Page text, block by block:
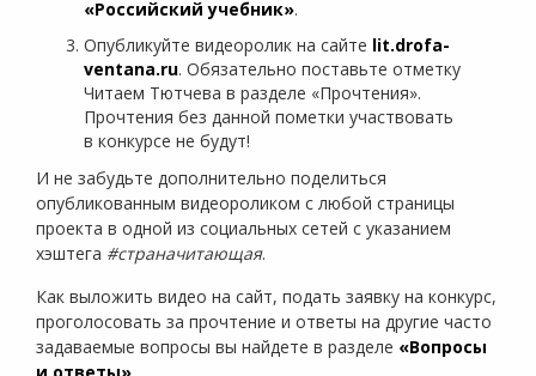
«Российский учебник».
Опубликуйте видеоролик на сайте lit.drofa-
ventana.ru. Обязательно поставьте отметку
Читаем Тютчева в разделе «Прочтения».
Прочтения без данной пометки участвовать
в конкурсе не будут!
И не забудьте дополнительно поделиться
опубликованным видеороликом с любой страницы
проекта в одной из социальных сетей с указанием
хэштега #страначитающая.
Как выложить видео на сайт, подать заявку на конкурс,
проголосовать за прочтение и ответы на другие часто
задаваемые вопросы вы найдете в разделе «Вопросы